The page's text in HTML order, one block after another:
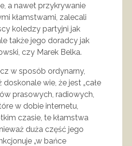
a nawet przykrywanie
kłamstwami, zalecali
koledzy partyjni jak
także jego doradcy jak
czy Marek Belka.
w sposób ordynarny,
wie, że jest „całe
prasowych, radiowych,
w dobie internetu,
czasie, te kłamstwa
duża część jego
„w bańce